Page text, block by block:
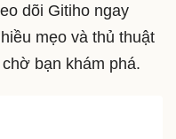
dõi Gitiho ngay
mẹo và thủ thuật
bạn khám phá.